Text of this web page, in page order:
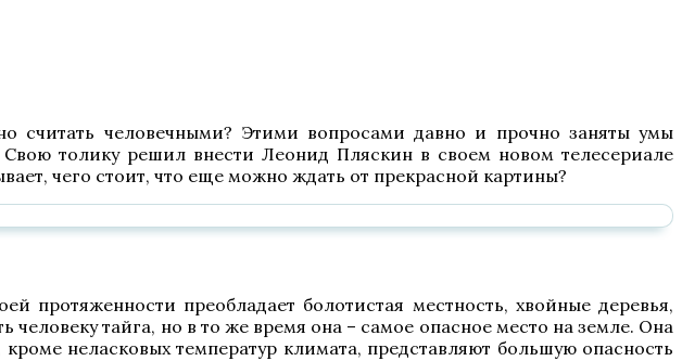
считать человечными? Этими вопросами давно и прочно заняты умы
толику решил внести Леонид Пляскин в своем новом телесериале
чего стоит, что еще можно ждать от прекрасной картины?
преобладает болотистая местность, хвойные деревья,
тайга, но в то же время она – самое опасное место на земле. Она
неласковых температур климата, представляют большую опасность